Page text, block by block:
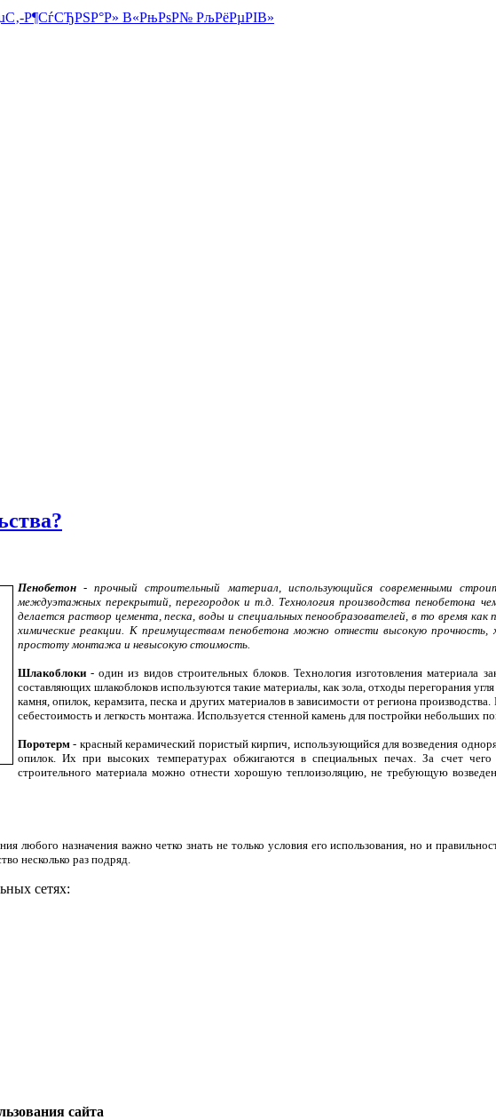
Пенобетон - прочный строительный материал, использующийся современными
междуэтажных перекрытий, перегородок и т.д. Технология производства пенобетона
делается раствор цемента, песка, воды и специальных пенообразователей, в то время
химические реакции. К преимуществам пенобетона можно отнести высокую прочность,
простоту монтажа и невысокую стоимость.
Шлакоблоки - один из видов строительных блоков. Технология изготовления материала
составляющих шлакоблоков используются такие материалы, как зола, отходы перегорания
камня, опилок, керамзита, песка и других материалов в зависимости от региона
себестоимость и легкость монтажа. Используется стенной камень для постройки небольших
Поротерм - красный керамический пористый кирпич, использующийся для возведения
опилок. Их при высоких температурах обжигаются в специальных печах. За счет
строительного материала можно отнести хорошую теплоизоляцию, не требующую
любого назначения важно четко знать не только условия его использования, но и
несколько раз подряд.
сетях:
сайта